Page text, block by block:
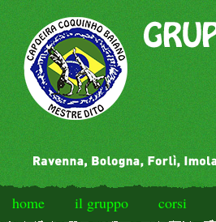
home il gruppo corsi